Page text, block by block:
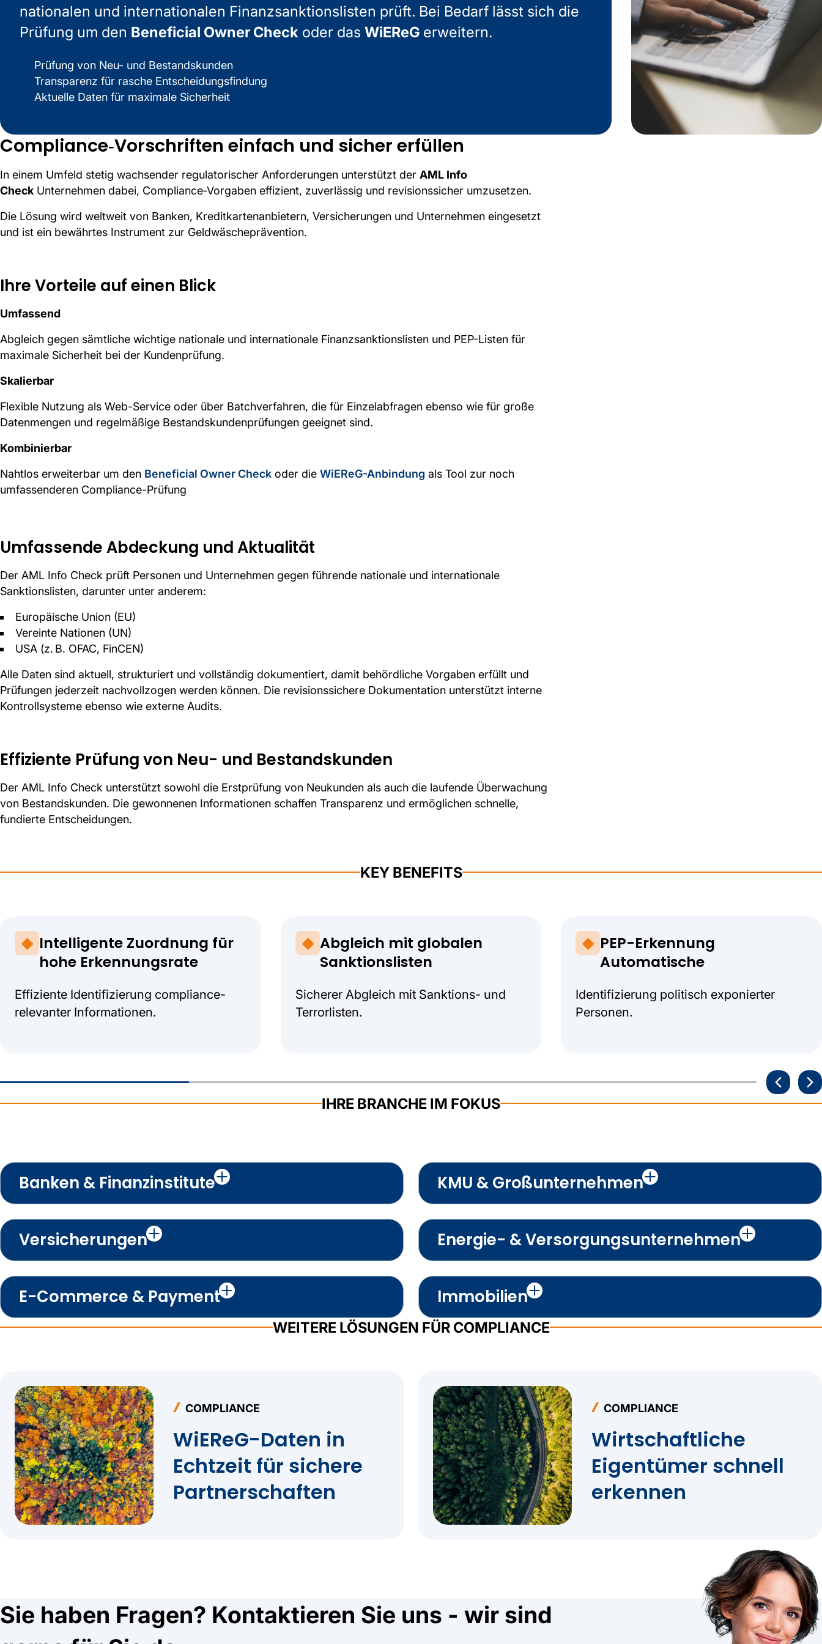
nationalen und internationalen Finanzsanktionslisten prüft. Bei Bedarf lässt sich die
Prüfung um den Beneficial Owner Check oder das WiEReG erweitern.
Prüfung von Neu- und Bestandskunden
Transparenz für rasche Entscheidungsfindung
Aktuelle Daten für maximale Sicherheit
Compliance‑Vorschriften einfach und sicher erfüllen
In einem Umfeld stetig wachsender regulatorischer Anforderungen unterstützt der AML Info
Check Unternehmen dabei, Compliance‑Vorgaben effizient, zuverlässig und revisionssicher umzusetzen.
Die Lösung wird weltweit von Banken, Kreditkartenanbietern, Versicherungen und Unternehmen eingesetzt
und ist ein bewährtes Instrument zur Geldwäscheprävention.
Ihre Vorteile auf einen Blick
Umfassend
Abgleich gegen sämtliche wichtige nationale und internationale Finanzsanktionslisten und PEP-Listen für
maximale Sicherheit bei der Kundenprüfung.
Skalierbar
Flexible Nutzung als Web-Service oder über Batchverfahren, die für Einzelabfragen ebenso wie für große
Datenmengen und regelmäßige Bestandskundenprüfungen geeignet sind.
Kombinierbar
Nahtlos erweiterbar um den Beneficial Owner Check oder die WiEReG-Anbindung als Tool zur noch
umfassenderen Compliance-Prüfung
Umfassende Abdeckung und Aktualität
Der AML Info Check prüft Personen und Unternehmen gegen führende nationale und internationale
Sanktionslisten, darunter unter anderem:
Europäische Union (EU)
Vereinte Nationen (UN)
USA (z. B. OFAC, FinCEN)
Alle Daten sind aktuell, strukturiert und vollständig dokumentiert, damit behördliche Vorgaben erfüllt und
Prüfungen jederzeit nachvollzogen werden können. Die revisionssichere Dokumentation unterstützt interne
Kontrollsysteme ebenso wie externe Audits.
Effiziente Prüfung von Neu- und Bestandskunden
Der AML Info Check unterstützt sowohl die Erstprüfung von Neukunden als auch die laufende Überwachung
von Bestandskunden. Die gewonnenen Informationen schaffen Transparenz und ermöglichen schnelle,
fundierte Entscheidungen.
KEY BENEFITS
Intelligente Zuordnung für
hohe Erkennungsrate
Effiziente Identifizierung compliance-
relevanter Informationen.
Abgleich mit globalen
Sanktionslisten
Sicherer Abgleich mit Sanktions- und
Terrorlisten.
PEP-Erkennung
Automatische
Identifizierung politisch exponierter
Personen.
IHRE BRANCHE IM FOKUS
Banken & Finanzinstitute KMU & Großunternehmen
Versicherungen Energie- & Versorgungsunternehmen
E-Commerce & Payment Immobilien
WEITERE LÖSUNGEN FÜR COMPLIANCE
COMPLIANCE
WiEReG-Daten in
Echtzeit für sichere
Partnerschaften
COMPLIANCE
Wirtschaftliche
Eigentümer schnell
erkennen
Sie haben Fragen? Kontaktieren Sie uns - wir sind